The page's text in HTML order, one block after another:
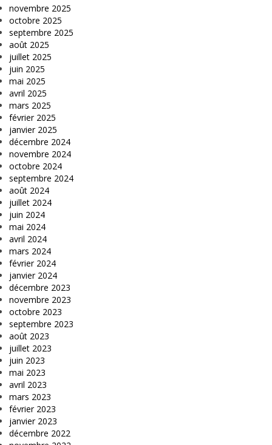
novembre 2025
octobre 2025
septembre 2025
août 2025
juillet 2025
juin 2025
mai 2025
avril 2025
mars 2025
février 2025
janvier 2025
décembre 2024
novembre 2024
octobre 2024
septembre 2024
août 2024
juillet 2024
juin 2024
mai 2024
avril 2024
mars 2024
février 2024
janvier 2024
décembre 2023
novembre 2023
octobre 2023
septembre 2023
août 2023
juillet 2023
juin 2023
mai 2023
avril 2023
mars 2023
février 2023
janvier 2023
décembre 2022